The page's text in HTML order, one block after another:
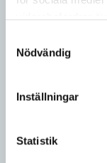
annons- och
Dessa kan i sin
information som
samlat in när du
Nödvändig
Inställningar
Statistik